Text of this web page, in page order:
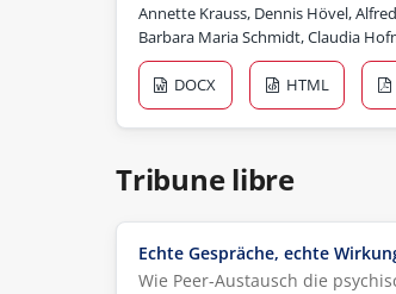
Annette Krauss, Dennis Hövel,
Barbara Maria Schmidt, Claudia
DOCX HTML
Tribune libre
Echte Gespräche, echte
Wie Peer-Austausch die